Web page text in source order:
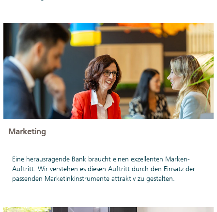
Marketing
Eine herausragende Bank braucht einen exzellenten Marken-
Auftritt. Wir verstehen es diesen Auftritt durch den Einsatz der
passenden Marketinkinstrumente attraktiv zu gestalten.